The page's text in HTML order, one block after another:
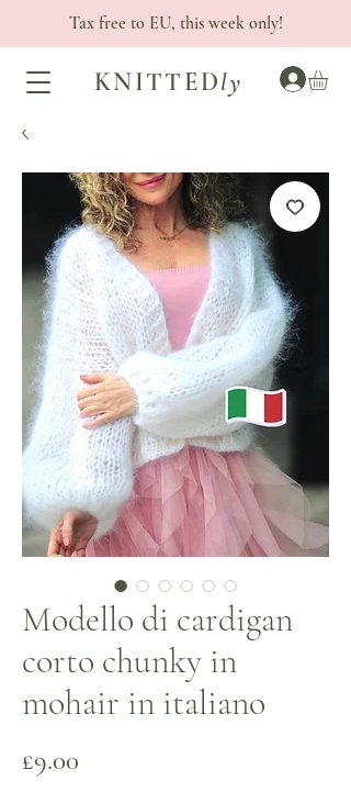
Tax free to EU, this week only!
KNITTEDly
Modello di cardigan
corto chunky in
mohair in italiano
£9.00